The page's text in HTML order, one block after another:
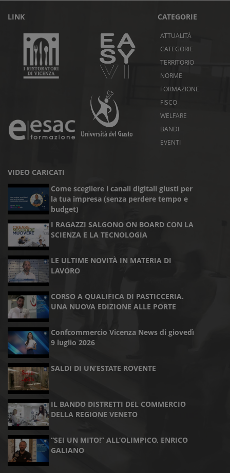
LINK CATEGORIE
ATTUALITÀ
CATEGORIE
TERRITORIO
NORME
FORMAZIONE
FISCO
WELFARE
BANDI
EVENTI
VIDEO CARICATI
Come scegliere i canali digitali giusti per
la tua impresa (senza perdere tempo e
budget)
I RAGAZZI SALGONO ON BOARD CON LA
SCIENZA E LA TECNOLOGIA
LE ULTIME NOVITÀ IN MATERIA DI
LAVORO
CORSO A QUALIFICA DI PASTICCERIA.
UNA NUOVA EDIZIONE ALLE PORTE
Confcommercio Vicenza News di giovedì
9 luglio 2026
SALDI DI UN’ESTATE ROVENTE
IL BANDO DISTRETTI DEL COMMERCIO
DELLA REGIONE VENETO
“SEI UN MITO!” ALL’OLIMPICO, ENRICO
GALIANO